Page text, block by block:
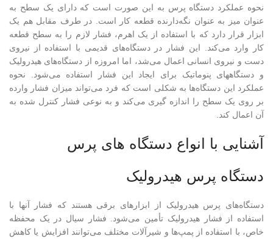
نحوه عملکرد دستگاه پرس به این صورت است که دارای یک سطح به
عنوان میز به عنوان نگه‌دارنده قطعه کار است. در طرف مقابل هم یک
ابزار قرار دارد که با استفاده از یک اهرم، فشار لازم را به سطح قطعه
کار وارد می‌کند. این فشار در دستگاه‌های قدیمی با استفاده از نیروی
دست و نیروی انسانی اعمال می‌شد، اما امروزه از دستگاه‌های هیدرولیک
و دستگاههای پنوماتیک برای ایجاد این فشار استفاده می‌شود. نحوه
عملکرد این دستگاه‌ها به شکلی است که فرد می‌تواند میزان فشار وارده
بر روی یک سطح را اندازه گیری می‌کند و به نوعی فشار کنترل شده به
آن اعمال کند.
آشنایی با انواع دستگاه های پرس
دستگاه پرس هیدرولیک
دستگاه‌های پرس هیدرولیک از ابزارهای برقی هستند که فشار آنها با
استفاده از فشار هیدرولیک تأمین می‌شود. فشار سیال در یک محفظه
خاص، با استفاده از پمپ‌ها و شیرآلات مختلف می‌توانند افزایش یا کاهش